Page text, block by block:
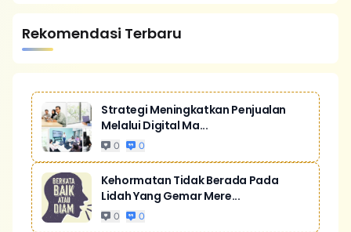
Rekomendasi Terbaru
Strategi Meningkatkan Penjualan
Melalui Digital Ma...
0 0
Kehormatan Tidak Berada Pada
Lidah Yang Gemar Mere...
0 0